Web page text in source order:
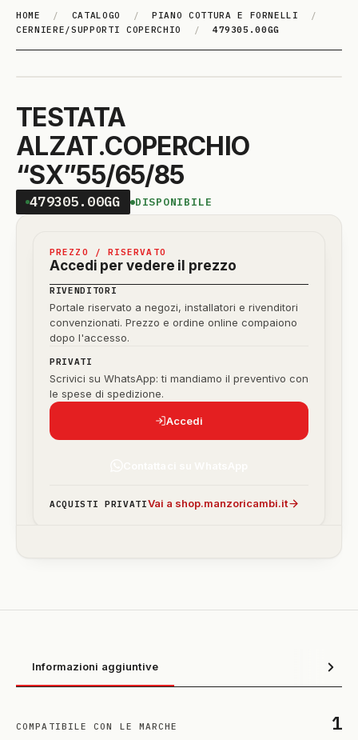
HOME / CATALOGO / PIANO COTTURA E FORNELLI
/
CERNIERE/SUPPORTI COPERCHIO
/ 479305.00GG
TESTATA
ALZAT.COPERCHIO
“SX”55/65/85
479305.00GG DISPONIBILE
PREZZO / RISERVATO
Accedi per vedere il prezzo
RIVENDITORI
Portale riservato a negozi, installatori e rivenditori
convenzionati. Prezzo e ordine online compaiono
dopo l'accesso.
PRIVATI
Scrivici su WhatsApp: ti mandiamo il preventivo con
le spese di spedizione.
Accedi
ACQUISTI PRIVATIVai a shop.manzoricambi.it
Informazioni aggiuntive
COMPATIBILE CON LE MARCHE 1